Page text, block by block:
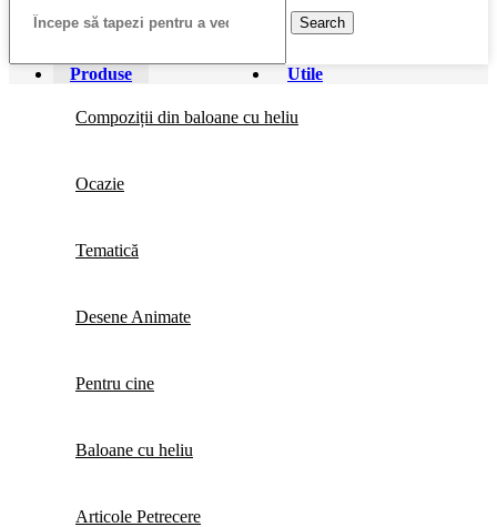
Search
Produse Utile
Compoziții din baloane cu heliu
Ocazie
Tematică
Desene Animate
Pentru cine
Baloane cu heliu
Articole Petrecere